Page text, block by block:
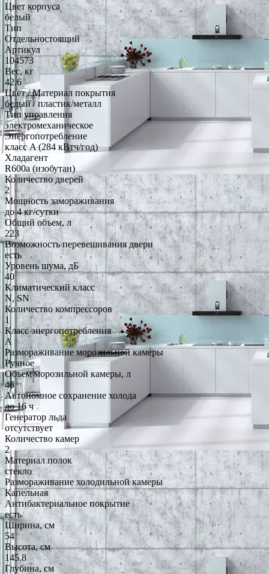
Цвет корпуса
белый
Тип
Отдельностоящий
Артикул
104573
Вес, кг
42.6
Цвет / Материал покрытия
белый / пластик/металл
Тип управления
электромеханическое
Энергопотребление
класс A (284 кВтч/год)
Хладагент
R600a (изобутан)
Количество дверей
2
Мощность замораживания
до 4 кг/cутки
Общий объем, л
223
Возможность перевешивания двери
есть
Уровень шума, дБ
40
Климатический класс
N, SN
Количество компрессоров
1
Класс энергопотребления
A
Размораживание морозильной камеры
Ручное
Объем морозильной камеры, л
46
Автономное сохранение холода
до 16 ч
Генератор льда
отсутствует
Количество камер
2
Материал полок
стекло
Размораживание холодильной камеры
Капельная
Антибактериальное покрытие
есть
Ширина, см
54
Высота, см
145.8
Глубина, см